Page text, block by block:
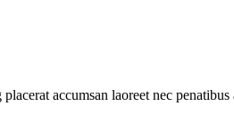
accumsan laoreet nec